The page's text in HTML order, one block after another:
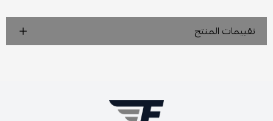
تقييمات المنتج